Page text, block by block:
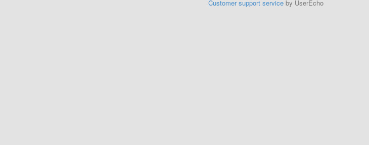
Customer support serviceby UserEcho